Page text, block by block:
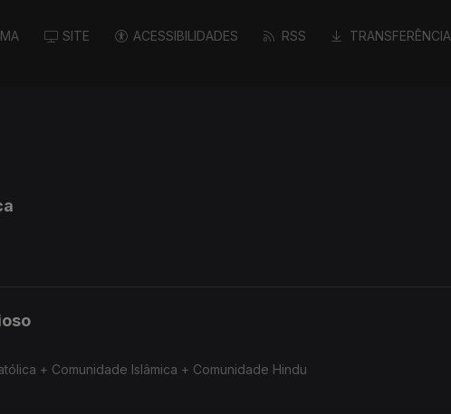
SITE ACESSIBILIDADES RSS TRANSFERÊNCIA
+ Comunidade Islâmica + Comunidade Hindu